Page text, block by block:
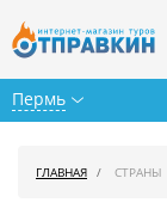
Пермь
ГЛАВНАЯ СТРАНЫ